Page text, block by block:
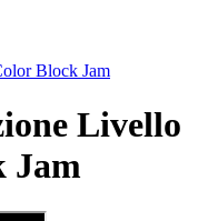
Block Jam
Livello
Jam